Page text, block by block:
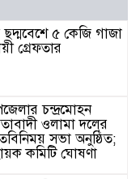
ছদ্মবেশে ৫ কেজি গাজা
গ্রেফতার
চন্দ্রমোহন
ওলামা দলের
সভা অনুষ্ঠিত;
কমিটি ঘোষণা